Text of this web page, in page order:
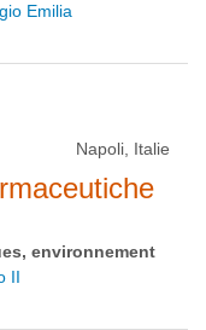
Emilia
Napoli, Italie
environnement
II